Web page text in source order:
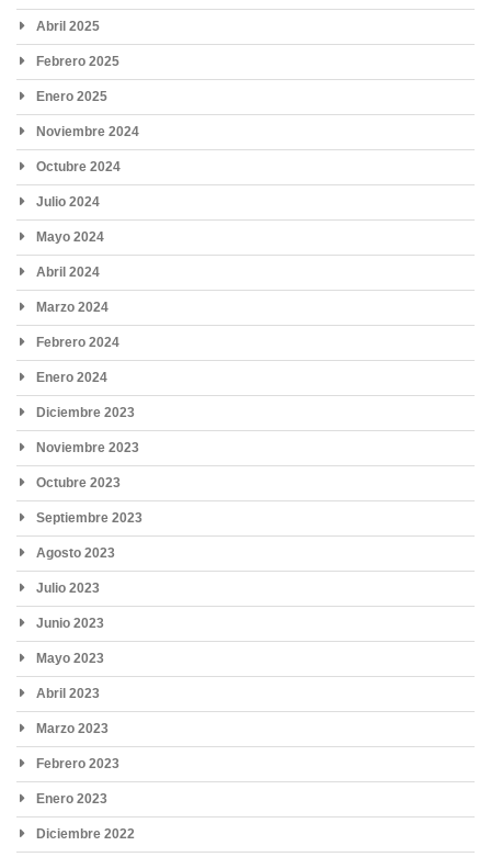
Abril 2025
Febrero 2025
Enero 2025
Noviembre 2024
Octubre 2024
Julio 2024
Mayo 2024
Abril 2024
Marzo 2024
Febrero 2024
Enero 2024
Diciembre 2023
Noviembre 2023
Octubre 2023
Septiembre 2023
Agosto 2023
Julio 2023
Junio 2023
Mayo 2023
Abril 2023
Marzo 2023
Febrero 2023
Enero 2023
Diciembre 2022